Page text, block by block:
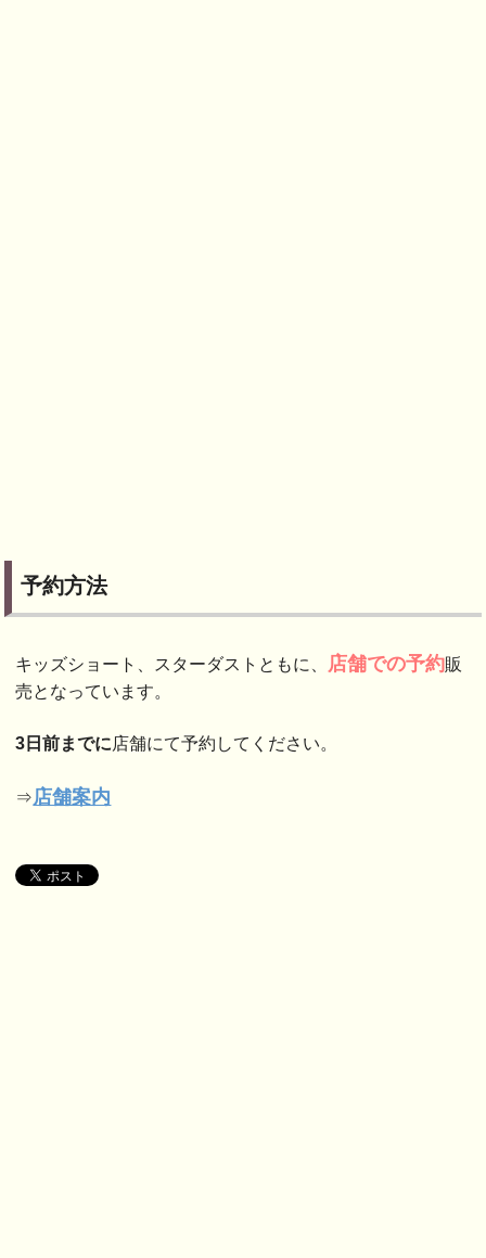
予約方法
キッズショート、スターダストともに、 店舗での予約販
売となっています。
3日前までに店舗にて予約してください。
⇒店舗案内